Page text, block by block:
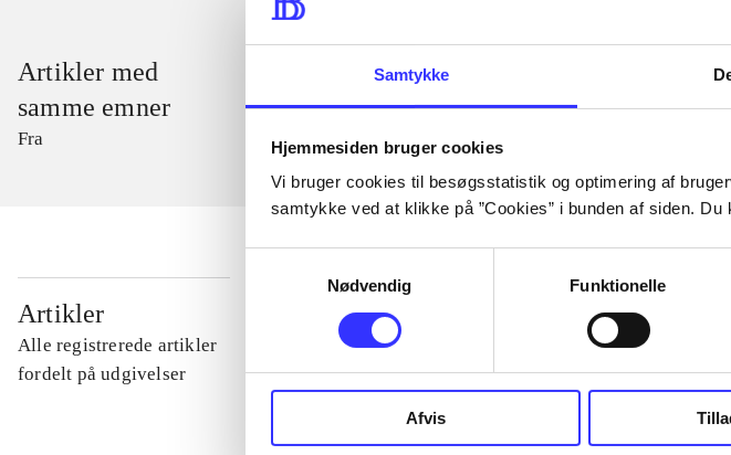
Samtykke
Hjemmesiden bruger cookies
Vi bruger cookies til besøgsstatistik og optimering af
samtykke ved at klikke på ”Cookies” i bunden af siden.
Nødvendig
Funktionelle
Afvis
Artikler med
samme emner
Fra
Artikler
Alle registrerede artikler
fordelt på udgivelser
...
...
...